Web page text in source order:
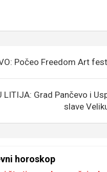
g
e
er
Počeo Freedom Art
LITIJA: Grad Pančevo i
slave
horoskop